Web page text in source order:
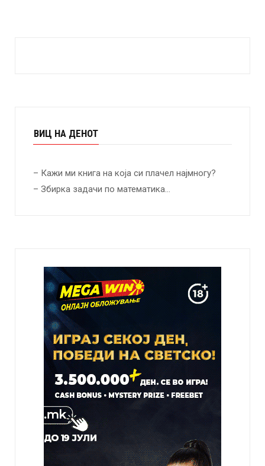
ВИЦ НА ДЕНОТ
– Кажи ми книга на која си плачел најмногу?
– Збирка задачи по математика…